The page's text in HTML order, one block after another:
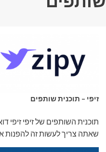
זיפי – תוכנית שותפים
תוכנית השותפים של זיפי זיפי
שאתה צריך לעשות זה להפנות